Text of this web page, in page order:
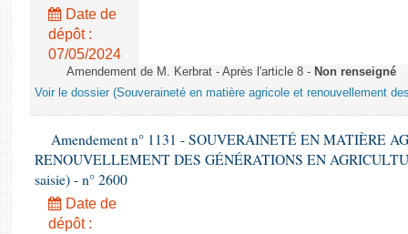
Date de
dépôt :
07/05/2024
Amendement de M. Kerbrat - Après l'article 8 - Non renseigné
Voir le dossier (Souveraineté en matière agricole et renouvellement
Amendement n° 1131 - SOUVERAINETÉ EN MATIÈRE
RENOUVELLEMENT DES GÉNÉRATIONS EN
saisie) - n° 2600
Date de
dépôt :